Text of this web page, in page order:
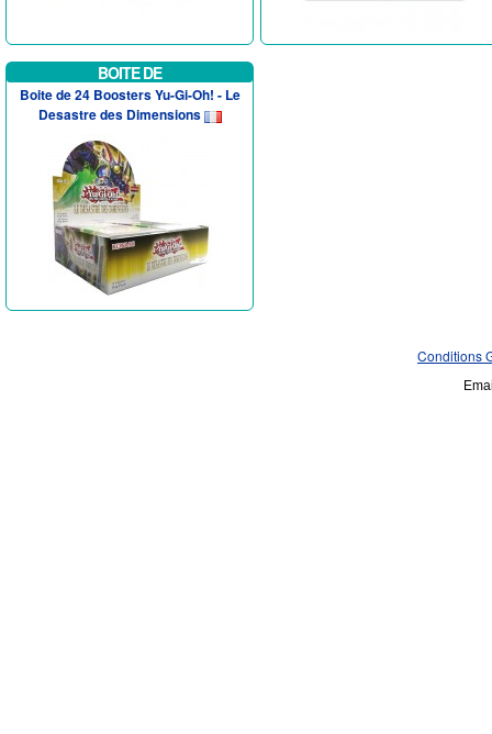
BOITE DE
Boite de 24 Boosters Yu-Gi-Oh! - Le
Desastre des Dimensions
Conditions